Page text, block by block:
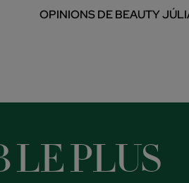
OPINIONS DE BEAUTY
LE PLUS